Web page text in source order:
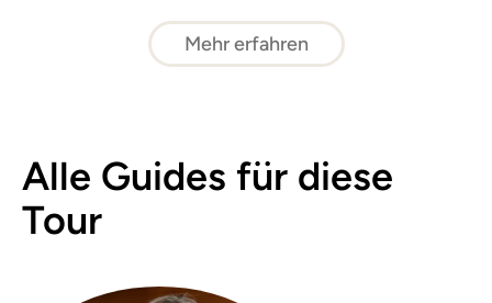
Mehr erfahren
Alle Guides für diese
Tour